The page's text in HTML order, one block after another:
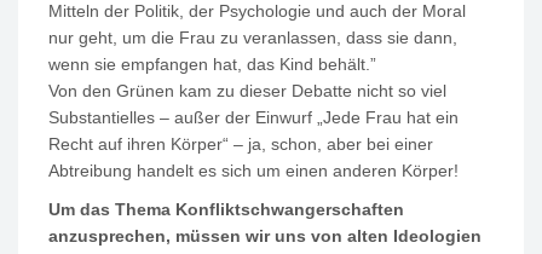
Mitteln der Politik, der Psychologie und auch der Moral
nur geht, um die Frau zu veranlassen, dass sie dann,
wenn sie empfangen hat, das Kind behält.”
Von den Grünen kam zu dieser Debatte nicht so viel
Substantielles – außer der Einwurf „Jede Frau hat ein
Recht auf ihren Körper“ – ja, schon, aber bei einer
Abtreibung handelt es sich um einen anderen Körper!
Um das Thema Konfliktschwangerschaften
anzusprechen, müssen wir uns von alten Ideologien